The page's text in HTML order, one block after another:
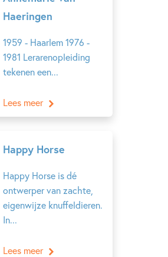
Haeringen
1959 - Haarlem 1976 -
1981 Lerarenopleiding
tekenen een...
Lees meer
Happy Horse
Happy Horse is dé
ontwerper van zachte,
eigenwijze knuffeldieren.
In...
Lees meer